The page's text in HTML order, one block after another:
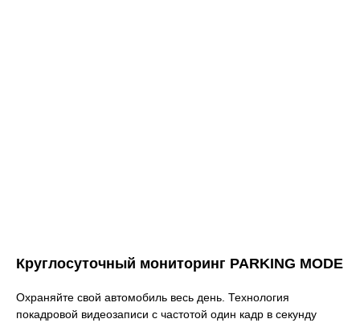
Круглосуточный мониторинг PARKING MODE
Охраняйте свой автомобиль весь день. Технология
покадровой видеозаписи с частотой один кадр в секунду